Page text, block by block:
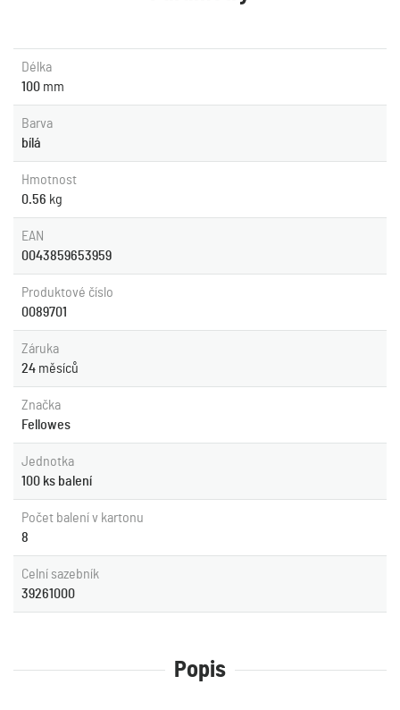
Délka
100 mm
Barva
bílá
Hmotnost
0.56 kg
EAN
0043859653959
Produktové číslo
0089701
Záruka
24 měsíců
Značka
Fellowes
Jednotka
100 ks balení
Počet balení v kartonu
8
Celní sazebník
39261000
Popis